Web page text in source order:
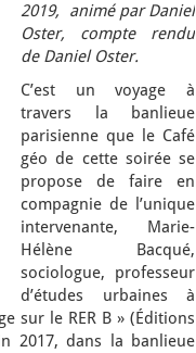
2019, animé par Daniel
Oster, compte rendu
de Daniel Oster.
C’est un voyage à
travers la banlieue
parisienne que le Café
géo de cette soirée se
propose de faire en
compagnie de l’unique
intervenante, Marie-
Hélène Bacqué,
sociologue, professeur
d’études urbaines à
sur le RER B » (Éditions
2017, dans la banlieue